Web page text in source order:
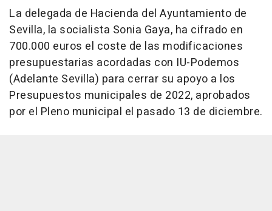
La delegada de Hacienda del Ayuntamiento de
Sevilla, la socialista Sonia Gaya, ha cifrado en
700.000 euros el coste de las modificaciones
presupuestarias acordadas con IU-Podemos
(Adelante Sevilla) para cerrar su apoyo a los
Presupuestos municipales de 2022, aprobados
por el Pleno municipal el pasado 13 de diciembre.